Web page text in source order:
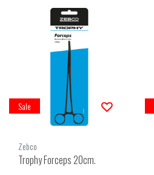
Sale
Zebco
Trophy Forceps 20cm.